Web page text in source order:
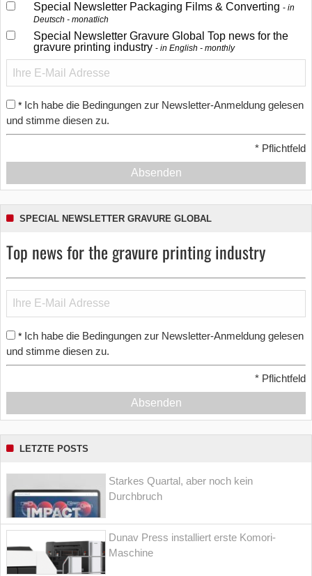
Special Newsletter Packaging Films & Converting
in
Deutsch - monatlich
Special Newsletter Gravure Global Top news for the
gravure printing industry
in English - monthly
* Ich habe die Bedingungen zur Newsletter-Anmeldung gelesen
und stimme diesen zu.
* Pflichtfeld
Absenden
SPECIAL NEWSLETTER GRAVURE GLOBAL
Top news for the gravure printing industry
* Ich habe die Bedingungen zur Newsletter-Anmeldung gelesen
und stimme diesen zu.
* Pflichtfeld
Absenden
LETZTE POSTS
Starkes Quartal, aber noch kein
Durchbruch
Dunav Press installiert erste Komori-
Maschine